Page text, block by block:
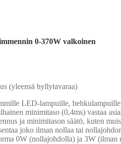
0-370W valkoinen
(yleensä hyllytavaraa)
LED-lampuille,
minimitaso (0,4ms) vastaa
ja minimitason säätö, kuten
joko ilman nollaa tai
0W (nollajohdolla) ja 3W